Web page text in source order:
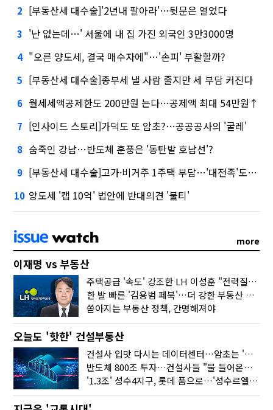
2 [부동산세 대수술]'2년내 팔아라'…뒷문은 열었다
3 '난 없는데…' 서울에 내 집 가진 외국인 3만3000명
4 "오른 양도세, 결국 매수자에"…'손피' 부활할까?
5 [부동산세 대수술]종부세 낼 사람 줄지만 세 부담 커진다
6 월세세액공제한도 200만원 는다…공제액 최대 54만원↑
7 [인사이드 스토리]가덕도 또 암초?…공공공사의 '굴레'
8 숨죽인 강남…반도체 훈풍은 '동탄발 호남선'?
9 [부동산세 대수술]고가·비거주 1주택 부담…'대전족'도 불똥
10 양도세 '캡 10억' 법안에 반대의견 '불티'
more
이재명 vs 부동산
주택공급 '속도' 강조한 LH 이성훈 "전력질주해야"
한 발 빠른 '김용범 페북'…더 강한 부동산 규제 나오나
쏟아지는 부동산 정책, 간명해져야
오늘도 '핫한' 건설부동산
건설사 입맛 다시는 데이터센터…암초는 '주민 반대'
반도체 800조 투자…건설사들 "물 들어온다!"
'1.3조' 성수4지구, 롯데 품으로…'성수르엘 S70' 거듭